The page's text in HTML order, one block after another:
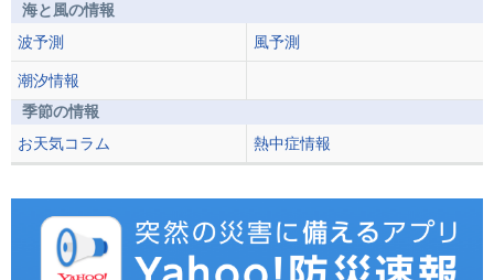
海と風の情報
波予測
風予測
潮汐情報
季節の情報
お天気コラム
熱中症情報